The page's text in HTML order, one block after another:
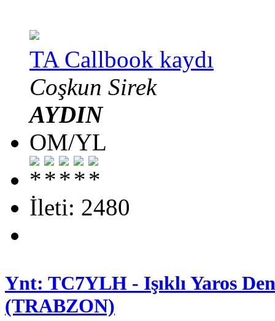
TA Callbook kaydı
Coşkun Sirek
AYDIN
OM/YL
İleti: 2480
Ynt: TC7YLH - Işıklı Yaros
(TRABZON)